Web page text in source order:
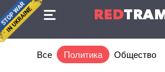
RED
Соглашение
Все Политика Общество